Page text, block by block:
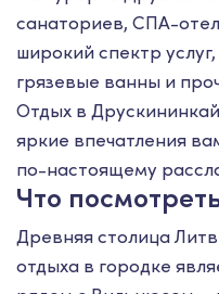
санаториев, СПА-
широкий спектр
грязевые ванны и
Отдых в
яркие впечатления
по-настоящему
Что
Древняя столица
отдыха в городке